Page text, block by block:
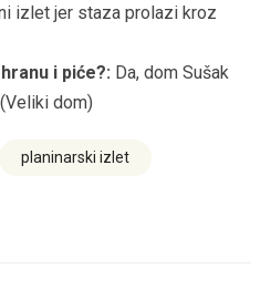
izlet jer staza prolazi kroz
i piće?: Da, dom Sušak
dom)
planinarski izlet